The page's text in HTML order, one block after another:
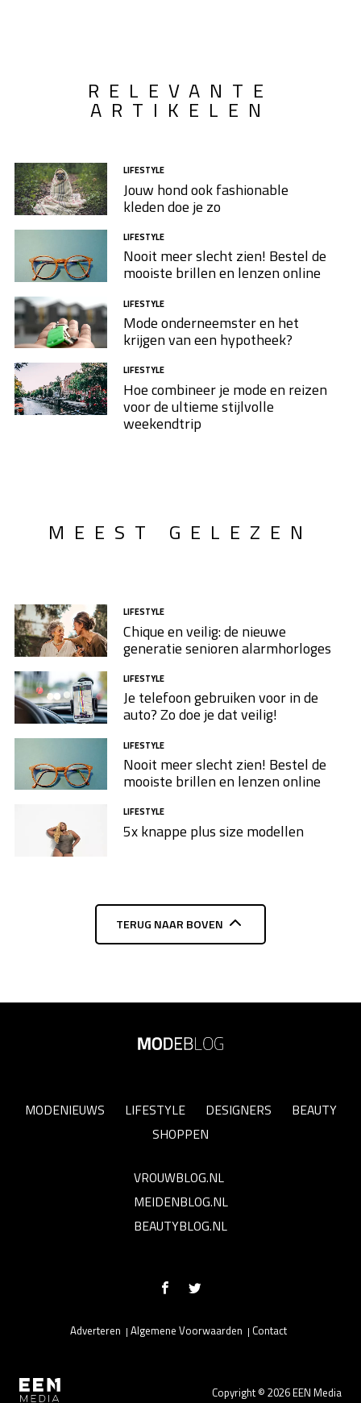
RELEVANTE
ARTIKELEN
LIFESTYLE
Jouw hond ook fashionable
kleden doe je zo
LIFESTYLE
Nooit meer slecht zien! Bestel de
mooiste brillen en lenzen online
LIFESTYLE
Mode onderneemster en het
krijgen van een hypotheek?
LIFESTYLE
Hoe combineer je mode en reizen
voor de ultieme stijlvolle
weekendtrip
MEEST GELEZEN
LIFESTYLE
Chique en veilig: de nieuwe
generatie senioren alarmhorloges
LIFESTYLE
Je telefoon gebruiken voor in de
auto? Zo doe je dat veilig!
LIFESTYLE
Nooit meer slecht zien! Bestel de
mooiste brillen en lenzen online
LIFESTYLE
5x knappe plus size modellen​
TERUG NAAR BOVEN
MODENIEUWS LIFESTYLE DESIGNERS
BEAUTY
SHOPPEN
VROUWBLOG.NL
MEIDENBLOG.NL
BEAUTYBLOG.NL
Copyright © 2026 EEN Media
Adverteren Algemene Voorwaarden Contact